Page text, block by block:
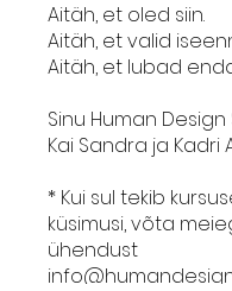
Aitäh, et oled siin.
Aitäh, et valid
Aitäh, et lubad
Sinu Human
Kai Sandra ja Kadri
* Kui sul tekib
küsimusi, võta
ühendust